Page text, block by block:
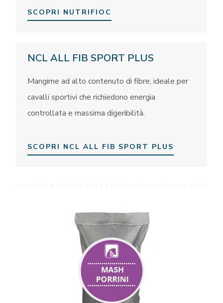
SCOPRI NUTRIFIOC
NCL ALL FIB SPORT PLUS
Mangime ad alto contenuto di fibre, ideale per
cavalli sportivi che richiedono energia
controllata e massima digeribilità.
SCOPRI NCL ALL FIB SPORT PLUS